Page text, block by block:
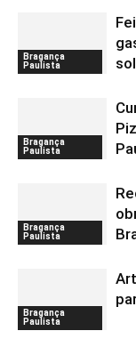
Bragança
Paulista
Bragança
Paulista
Bragança
Paulista
Bragança
Paulista